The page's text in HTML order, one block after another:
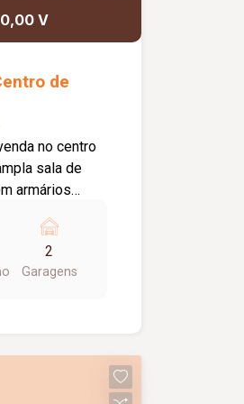
V
de
no centro
sala de
armários
e armários
e cozinha,
2
Garagens